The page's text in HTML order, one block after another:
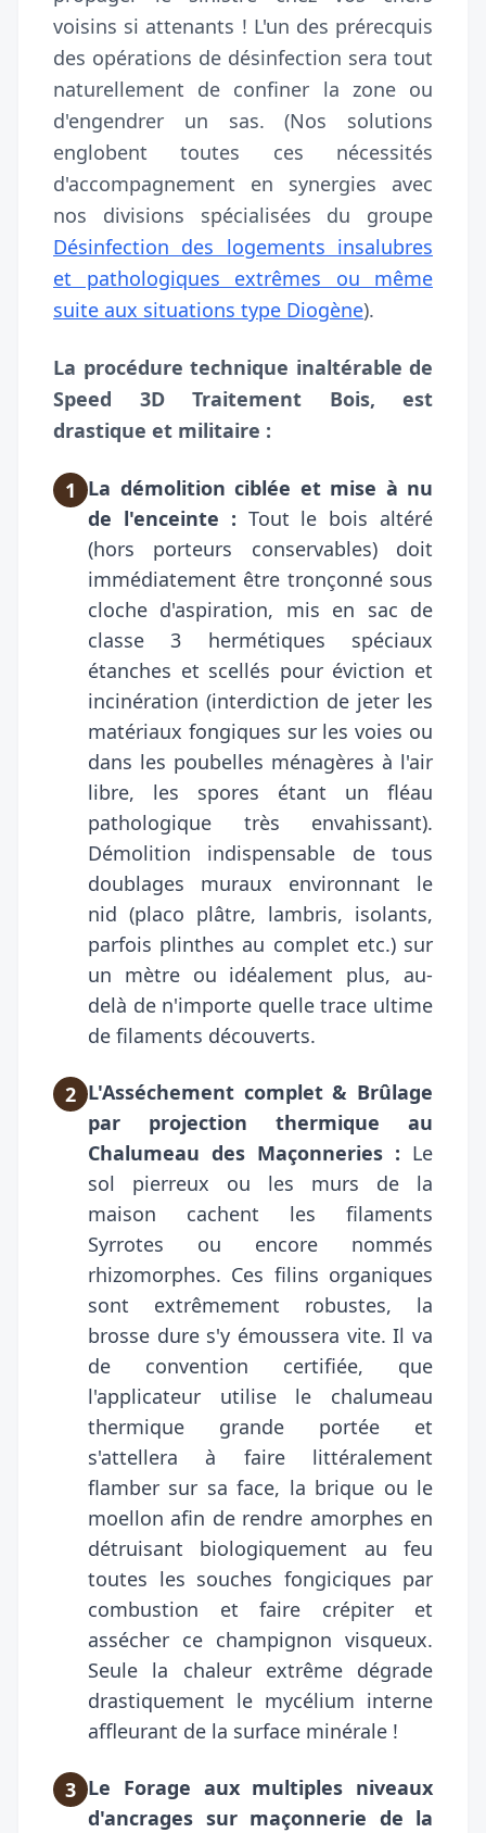
voisins si attenants ! L'un des prérecquis
des opérations de désinfection sera tout
naturellement de confiner la zone ou
d'engendrer un sas. (Nos solutions
englobent toutes ces nécessités
d'accompagnement en synergies avec
nos divisions spécialisées du groupe
Désinfection des logements insalubres
et pathologiques extrêmes ou même
suite aux situations type Diogène).
La procédure technique inaltérable de
Speed 3D Traitement Bois, est
drastique et militaire :
1 La démolition ciblée et mise à nu
de l'enceinte : Tout le bois altéré
(hors porteurs conservables) doit
immédiatement être tronçonné sous
cloche d'aspiration, mis en sac de
classe 3 hermétiques spéciaux
étanches et scellés pour éviction et
incinération (interdiction de jeter les
matériaux fongiques sur les voies ou
dans les poubelles ménagères à l'air
libre, les spores étant un fléau
pathologique très envahissant).
Démolition indispensable de tous
doublages muraux environnant le
nid (placo plâtre, lambris, isolants,
parfois plinthes au complet etc.) sur
un mètre ou idéalement plus, au-
delà de n'importe quelle trace ultime
de filaments découverts.
2 L'Asséchement complet & Brûlage
par projection thermique au
Chalumeau des Maçonneries : Le
sol pierreux ou les murs de la
maison cachent les filaments
Syrrotes ou encore nommés
rhizomorphes. Ces filins organiques
sont extrêmement robustes, la
brosse dure s'y émoussera vite. Il va
de convention certifiée, que
l'applicateur utilise le chalumeau
thermique grande portée et
s'attellera à faire littéralement
flamber sur sa face, la brique ou le
moellon afin de rendre amorphes en
détruisant biologiquement au feu
toutes les souches fongiciques par
combustion et faire crépiter et
assécher ce champignon visqueux.
Seule la chaleur extrême dégrade
drastiquement le mycélium interne
affleurant de la surface minérale !
3 Le Forage aux multiples niveaux
d'ancrages sur maçonnerie de la